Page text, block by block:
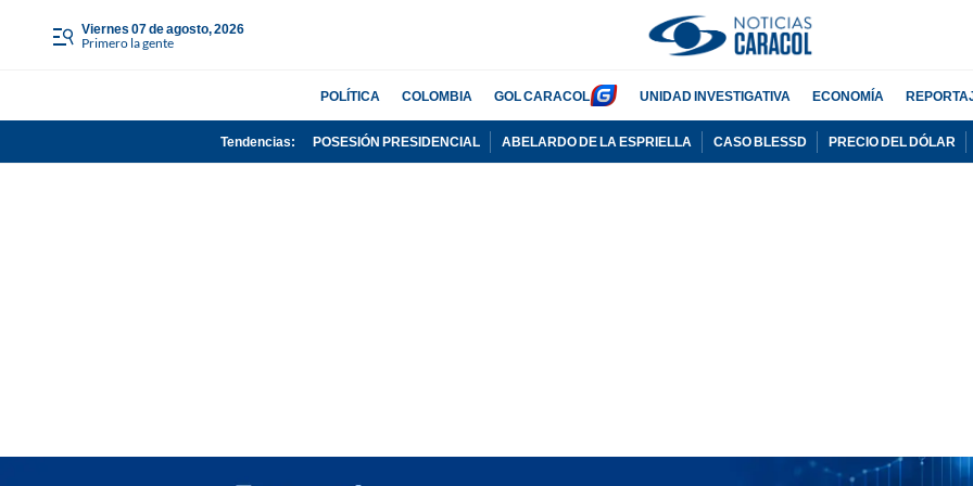
viernes 07 de agosto, 2026
Primero la gente
POLÍTICA COLOMBIA GOL CARACOL UNIDAD INVESTIGATIVA ECONOMÍA
Tendencias: POSESIÓN PRESIDENCIAL ABELARDO DE LA ESPRIELLA CASO BLESSD PRECIO DEL DÓLAR